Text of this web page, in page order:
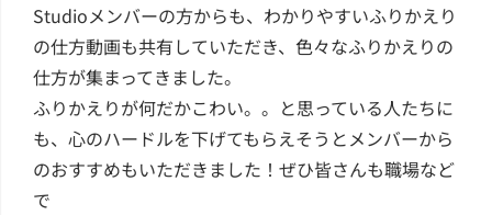
Studioメンバーの方からも、わかりやすいふりかえり
の仕方動画も共有していただき、色々なふりかえりの
仕方が集まってきました。
ふりかえりが何だかこわい。。と思っている人たちに
も、心のハードルを下げてもらえそうとメンバーから
のおすすめもいただきました！ぜひ皆さんも職場など
で